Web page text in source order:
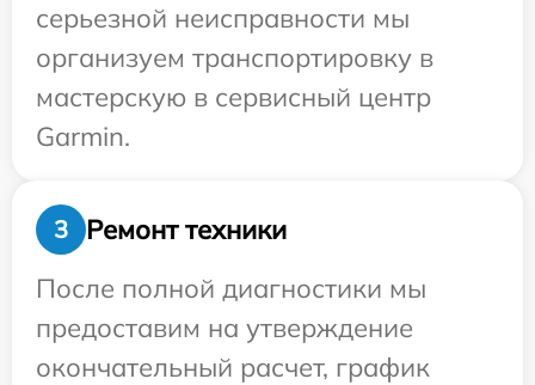
серьезной неисправности мы
организуем транспортировку в
мастерскую в сервисный центр
Garmin.
3
Ремонт техники
После полной диагностики мы
предоставим на утверждение
окончательный расчет, график